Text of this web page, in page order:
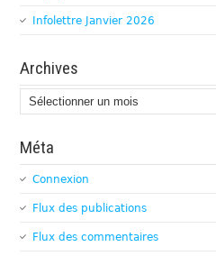
Infolettre Janvier 2026
Archives
Archives
Méta
Connexion
Flux des publications
Flux des commentaires